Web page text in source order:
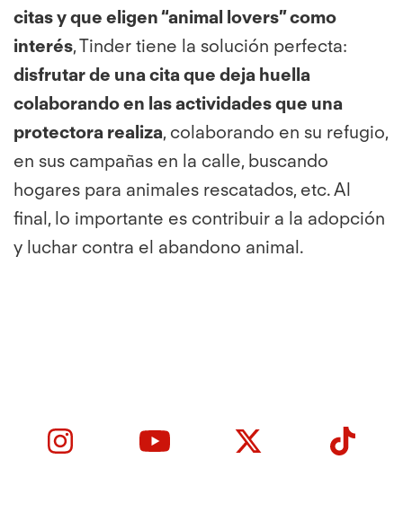
citas y que eligen “animal lovers” como
interés, Tinder tiene la solución perfecta:
disfrutar de una cita que deja huella
colaborando en las actividades que una
protectora realiza, colaborando en su refugio,
en sus campañas en la calle, buscando
hogares para animales rescatados, etc. Al
final, lo importante es contribuir a la adopción
y luchar contra el abandono animal.